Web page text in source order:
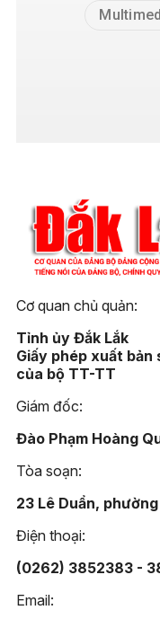
Cơ quan chủ quản:
Tỉnh ủy Đắk Lắk
Giấy phép xuất bản
của bộ TT-TT
Giám đốc:
Đào Phạm Hoàng
Tòa soạn:
23 Lê Duẩn,
Điện thoại:
(0262) 3852383 -
Email: